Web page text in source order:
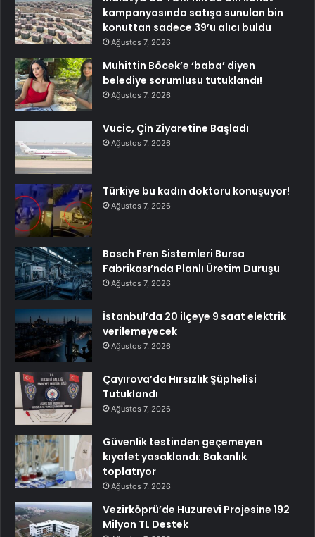
kampanyasında satışa sunulan bin
konuttan sadece 39’u alıcı buldu
Ağustos 7, 2026
Muhittin Böcek’e ‘baba’ diyen
belediye sorumlusu tutuklandı!
Ağustos 7, 2026
Vucic, Çin Ziyaretine Başladı
Ağustos 7, 2026
Türkiye bu kadın doktoru konuşuyor!
Ağustos 7, 2026
Bosch Fren Sistemleri Bursa
Fabrikası’nda Planlı Üretim Duruşu
Ağustos 7, 2026
İstanbul’da 20 ilçeye 9 saat elektrik
verilemeyecek
Ağustos 7, 2026
Çayırova’da Hırsızlık Şüphelisi
Tutuklandı
Ağustos 7, 2026
Güvenlik testinden geçemeyen
kıyafet yasaklandı: Bakanlık
toplatıyor
Ağustos 7, 2026
Vezirköprü’de Huzurevi Projesine 192
Milyon TL Destek